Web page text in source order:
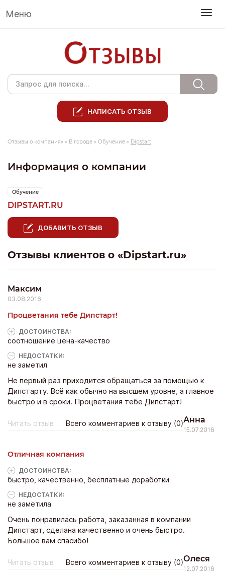
Меню
НАПИСАТЬ ОТЗЫВ
Отзывы о компаниях » В городе » Обучение » Dipstart
Информация о компании
Обучение
DIPSTART.RU
ДОБАВИТЬ ОТЗЫВ
Отзывы клиентов о «Dipstart.ru»
Максим
03.08.2016
Процветания тебе Дипстарт!
ДОСТОИНCТВА:
соотношение цена-качество
НЕДОСТАТКИ:
не заметил
Не первый раз приходится обращаться за помощью к
Дипстарту. Всё как обычно на высшем уровне, а главное
быстро и в сроки. Процветания тебе Дипстарт!
Читать отзыв Всего комментариев к отзыву (0)Анна
15.07.2016
Отличная компания
ДОСТОИНCТВА:
быстро, качественно, бесплатные доработки
НЕДОСТАТКИ:
не заметила
Очень понравилась работа, заказанная в компании
Дипстарт, сделана качественно и очень быстро.
Большое вам спасибо!
Читать отзыв Всего комментариев к отзыву (0)Олеся
12.07.2016